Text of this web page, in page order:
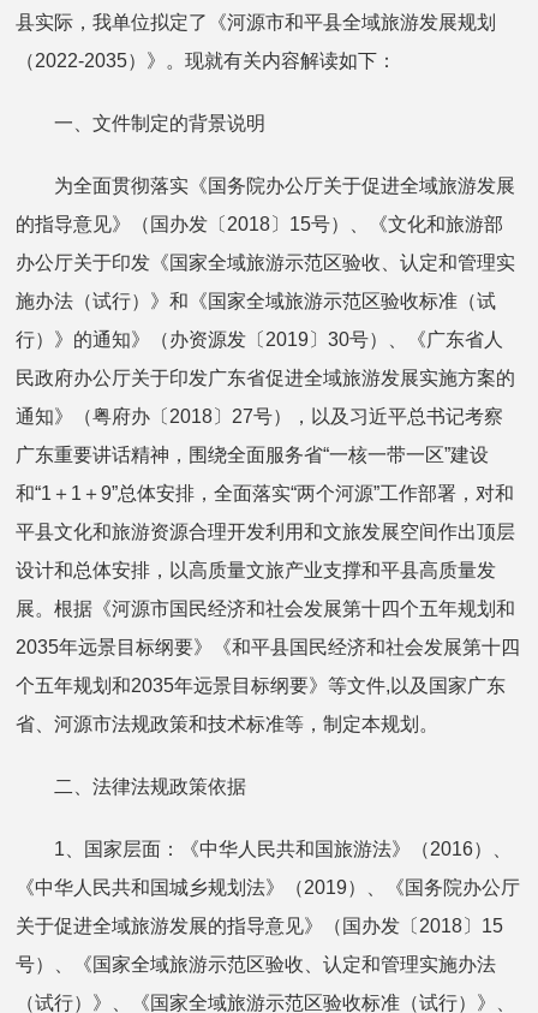
县实际，我单位拟定了《河源市和平县全域旅游发展规划
（2022-2035）》。现就有关内容解读如下：
一、文件制定的背景说明
为全面贯彻落实《国务院办公厅关于促进全域旅游发展
的指导意见》（国办发〔2018〕15号）、《文化和旅游部
办公厅关于印发《国家全域旅游示范区验收、认定和管理实
施办法（试行）》和《国家全域旅游示范区验收标准（试
行）》的通知》（办资源发〔2019〕30号）、《广东省人
民政府办公厅关于印发广东省促进全域旅游发展实施方案的
通知》（粤府办〔2018〕27号），以及习近平总书记考察
广东重要讲话精神，围绕全面服务省“一核一带一区”建设
和“1＋1＋9”总体安排，全面落实“两个河源”工作部署，对和
平县文化和旅游资源合理开发利用和文旅发展空间作出顶层
设计和总体安排，以高质量文旅产业支撑和平县高质量发
展。根据《河源市国民经济和社会发展第十四个五年规划和
2035年远景目标纲要》《和平县国民经济和社会发展第十四
个五年规划和2035年远景目标纲要》等文件,以及国家广东
省、河源市法规政策和技术标准等，制定本规划。
二、法律法规政策依据
1、国家层面：《中华人民共和国旅游法》（2016）、
《中华人民共和国城乡规划法》（2019）、《国务院办公厅
关于促进全域旅游发展的指导意见》（国办发〔2018〕15
号）、《国家全域旅游示范区验收、认定和管理实施办法
（试行）》、《国家全域旅游示范区验收标准（试行）》、